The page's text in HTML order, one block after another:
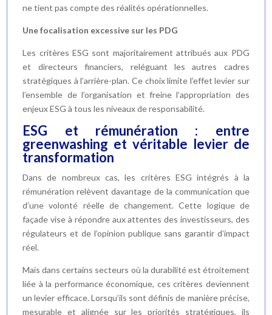
ne tient pas compte des réalités opérationnelles.
Une focalisation excessive sur les PDG
Les critères ESG sont majoritairement attribués aux PDG
et directeurs financiers, reléguant les autres cadres
stratégiques à l’arrière-plan. Ce choix limite l’effet levier sur
l’ensemble de l’organisation et freine l’appropriation des
enjeux ESG à tous les niveaux de responsabilité.
ESG et rémunération : entre
greenwashing et véritable levier de
transformation
Dans de nombreux cas, les critères ESG intégrés à la
rémunération relèvent davantage de la communication que
d’une volonté réelle de changement. Cette logique de
façade vise à répondre aux attentes des investisseurs, des
régulateurs et de l’opinion publique sans garantir d’impact
réel.
Mais dans certains secteurs où la durabilité est étroitement
liée à la performance économique, ces critères deviennent
un levier efficace. Lorsqu’ils sont définis de manière précise,
mesurable et alignée sur les priorités stratégiques, ils